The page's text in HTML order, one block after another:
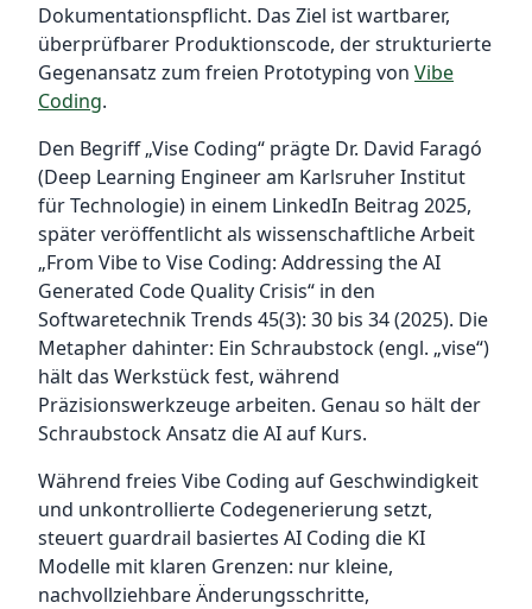
Dokumentationspflicht. Das Ziel ist wartbarer,
überprüfbarer Produktionscode, der strukturierte
Gegenansatz zum freien Prototyping von Vibe
Coding.
Den Begriff „Vise Coding“ prägte Dr. David Faragó
(Deep Learning Engineer am Karlsruher Institut
für Technologie) in einem LinkedIn Beitrag 2025,
später veröffentlicht als wissenschaftliche Arbeit
„From Vibe to Vise Coding: Addressing the AI
Generated Code Quality Crisis“ in den
Softwaretechnik Trends 45(3): 30 bis 34 (2025). Die
Metapher dahinter: Ein Schraubstock (engl. „vise“)
hält das Werkstück fest, während
Präzisionswerkzeuge arbeiten. Genau so hält der
Schraubstock Ansatz die AI auf Kurs.
Während freies Vibe Coding auf Geschwindigkeit
und unkontrollierte Codegenerierung setzt,
steuert guardrail basiertes AI Coding die KI
Modelle mit klaren Grenzen: nur kleine,
nachvollziehbare Änderungsschritte,